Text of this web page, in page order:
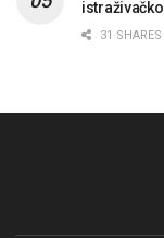
31 SHARES